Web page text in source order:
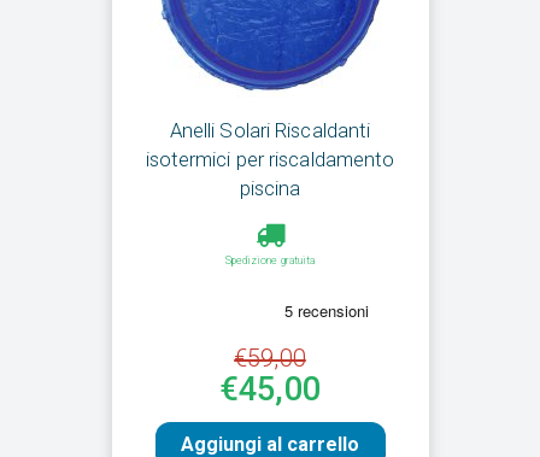
Anelli Solari Riscaldanti
isotermici per riscaldamento
piscina
Spedizione gratuita
€59,00
€45,00
Aggiungi al carrello